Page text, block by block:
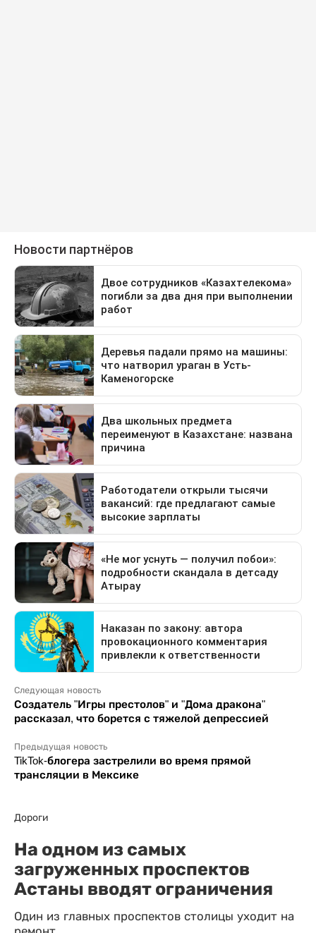
Следующая новость
Создатель "Игры престолов" и "Дома дракона"
рассказал, что борется с тяжелой депрессией
Предыдущая новость
TikTok-блогера застрелили во время прямой
трансляции в Мексике
Дороги
На одном из самых
загруженных проспектов
Астаны вводят ограничения
Один из главных проспектов столицы уходит на